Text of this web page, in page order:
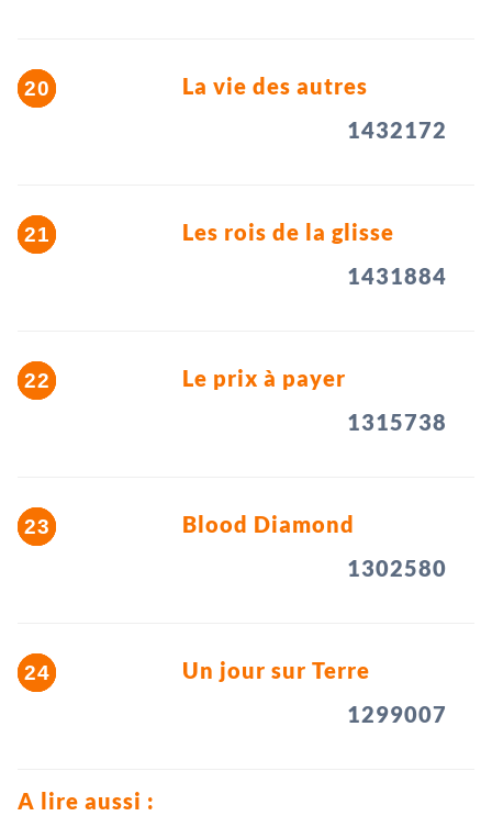
La vie des autres
1432172
Les rois de la glisse
1431884
Le prix à payer
1315738
Blood Diamond
1302580
Un jour sur Terre
1299007
A lire aussi :